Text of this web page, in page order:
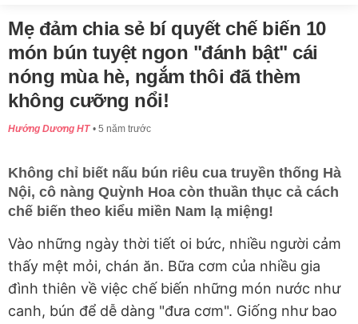
Mẹ đảm chia sẻ bí quyết chế biến 10
món bún tuyệt ngon "đánh bật" cái
nóng mùa hè, ngắm thôi đã thèm
không cưỡng nổi!
Hướng Dương HT 5 năm trước
Không chỉ biết nấu bún riêu cua truyền thống Hà
Nội, cô nàng Quỳnh Hoa còn thuần thục cả cách
chế biến theo kiểu miền Nam lạ miệng!
Vào những ngày thời tiết oi bức, nhiều người cảm
thấy mệt mỏi, chán ăn. Bữa cơm của nhiều gia
đình thiên về việc chế biến những món nước như
canh, bún để dễ dàng "đưa cơm". Giống như bao